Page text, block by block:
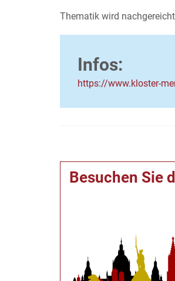
Thematik wird nachgereicht
Infos:
https://www.kloster-
Besuchen Sie